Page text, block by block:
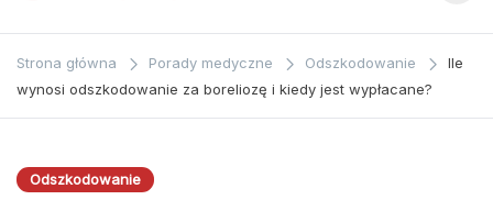
Ratownik
Medyczny
zagadnieniom z
bezpośrednio
Strona główna Porady medyczne Odszkodowanie
Ile
wynosi odszkodowanie za boreliozę i kiedy jest wypłacane?
Odszkodowanie